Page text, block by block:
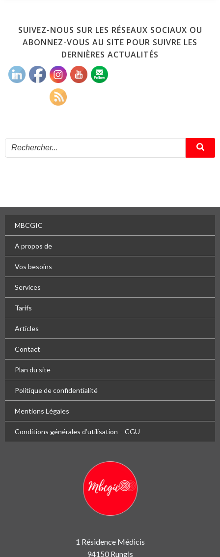
SUIVEZ-NOUS SUR LES RÉSEAUX SOCIAUX OU
ABONNEZ-VOUS AU SITE POUR SUIVRE LES
DERNIÈRES ACTUALITÉS
MBCGIC
A propos de
Vos besoins
Services
Tarifs
Articles
Contact
Plan du site
Politique de confidentialité
Mentions Légales
Conditions générales d’utilisation – CGU
1 Résidence Médicis
94150 Rungis